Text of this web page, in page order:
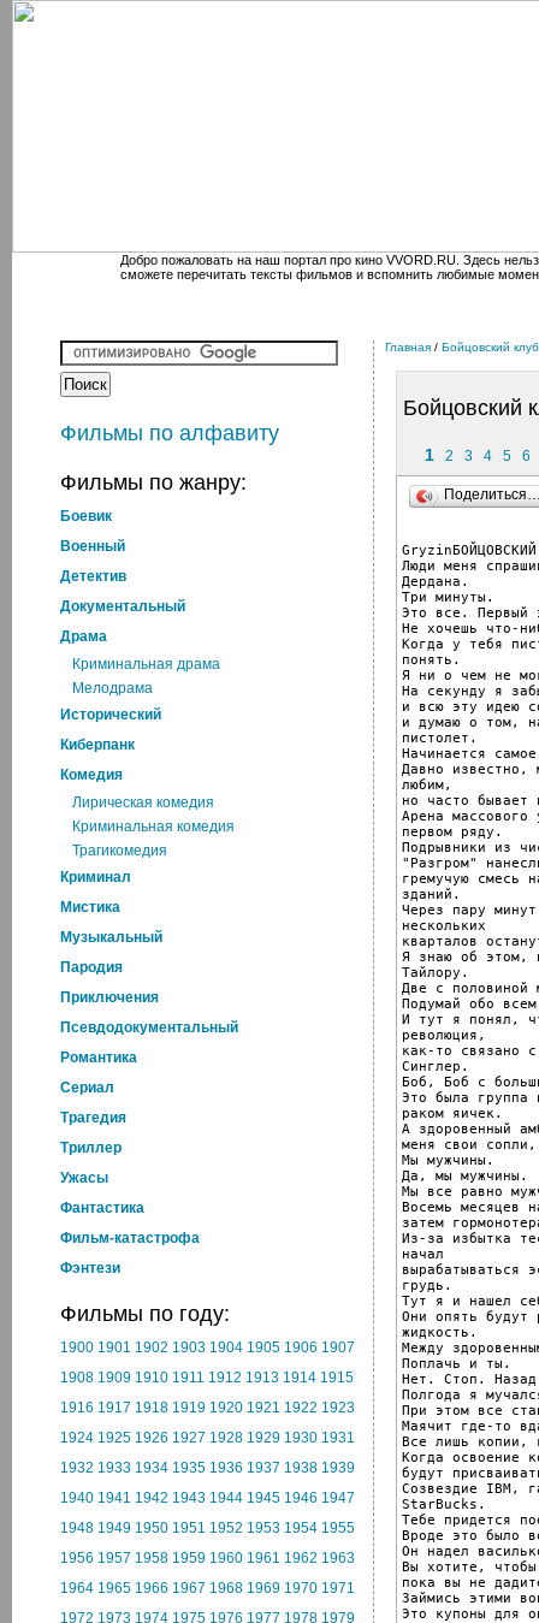
Добро пожаловать на наш портал про кино VVORD.RU. Здесь
сможете перечитать тексты фильмов и вспомнить любимые
Фильмы по алфавиту
Фильмы по жанру:
Боевик
Военный
Детектив
Документальный
Драма
Криминальная драма
Мелодрама
Исторический
Киберпанк
Комедия
Лирическая комедия
Криминальная комедия
Трагикомедия
Криминал
Мистика
Музыкальный
Пародия
Приключения
Псевдодокументальный
Романтика
Cериал
Трагедия
Триллер
Ужасы
Фантастика
Фильм-катастрофа
Фэнтези
Фильмы по году:
1900 1901 1902 1903 1904 1905 1906 1907
1908 1909 1910 1911 1912 1913 1914 1915
1916 1917 1918 1919 1920 1921 1922 1923
1924 1925 1926 1927 1928 1929 1930 1931
1932 1933 1934 1935 1936 1937 1938 1939
1940 1941 1942 1943 1944 1945 1946 1947
1948 1949 1950 1951 1952 1953 1954 1955
1956 1957 1958 1959 1960 1961 1962 1963
1964 1965 1966 1967 1968 1969 1970 1971
1972 1973 1974 1975 1976 1977 1978 1979
Главная / Бойцовский клуб
Бойцовский
1 2 3 4 5 6
Люди меня
Дердана.
Три минуты.
Это все. Первый
Не хочешь что-
Когда у тебя
понять.
Я ни о чем не
На секунду я
и всю эту идею
и думаю о том,
пистолет.
Начинается
Давно известно,
любим,
но часто бывает
Арена
первом ряду.
Подрывники из
"Разгром"
гремучую смесь
зданий.
Через пару
нескольких
кварталов
Я знаю об этом,
Тайлору.
Две с половиной
Подумай обо
И тут я понял,
революция,
как-то связано
Синглер.
Боб, Боб с
Это была группа
раком яичек.
А здоровенный
меня свои
Мы мужчины.
Да, мы мужчины.
Мы все равно
Восемь месяцев
затем
Из-за избытка
начал
вырабатываться
грудь.
Тут я и нашел
Они опять будут
жидкость.
Между
Поплачь и ты.
Нет. Стоп.
Полгода я
При этом все
Маячит где-то
Все лишь копии,
Когда освоение
будут
Созвездие IBM,
StarBucks.
Тебе придется
Вроде это было
Он надел
Вы хотите,
пока вы не
Займись этими
Это купоны для